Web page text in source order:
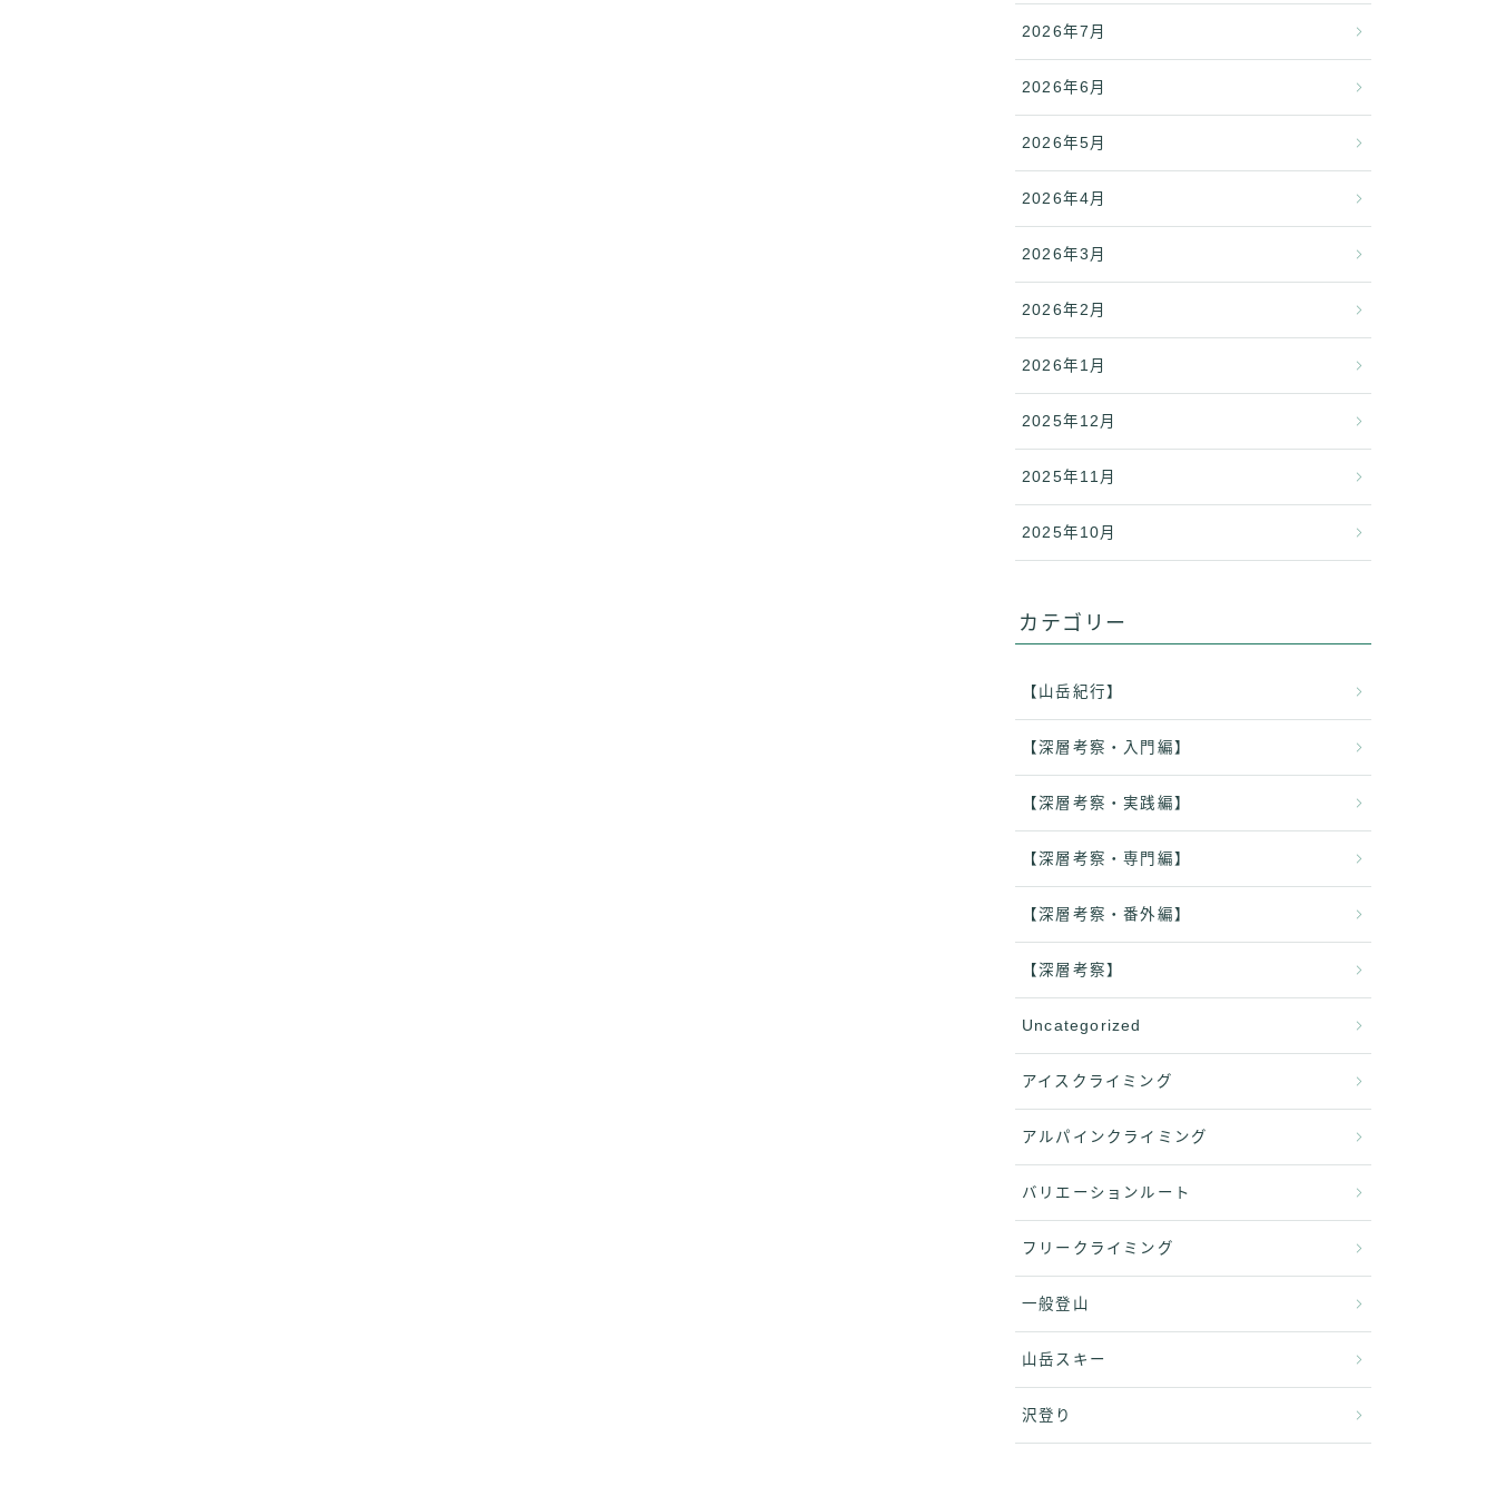
2026年7月
2026年6月
2026年5月
2026年4月
2026年3月
2026年2月
2026年1月
2025年12月
2025年11月
2025年10月
カテゴリー
【山岳紀行】
【深層考察・入門編】
【深層考察・実践編】
【深層考察・専門編】
【深層考察・番外編】
【深層考察】
Uncategorized
アイスクライミング
アルパインクライミング
バリエーションルート
フリークライミング
一般登山
山岳スキー
沢登り